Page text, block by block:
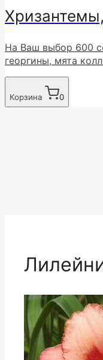
На Ваш выбор 600
георгины, мята
Корзина 0